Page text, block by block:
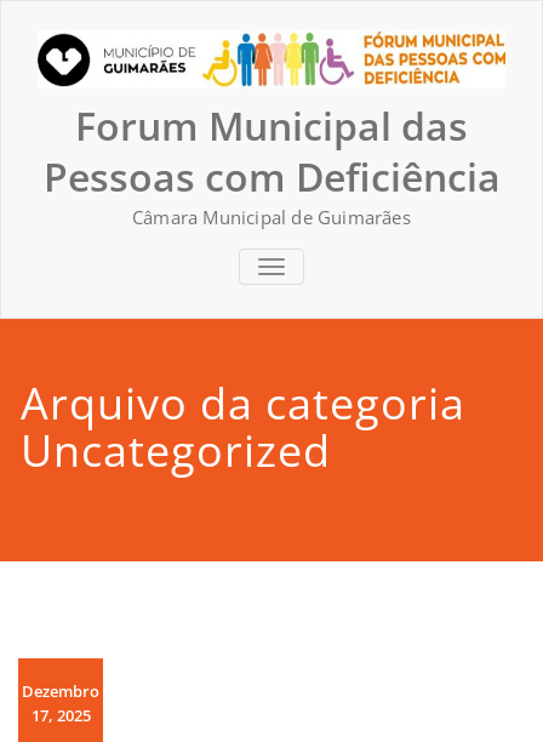
content
Forum Municipal das
Pessoas com Deficiência
Câmara Municipal de Guimarães
TOGGLE NAVIGATION
Arquivo da categoria
Uncategorized
Dezembro
17, 2025